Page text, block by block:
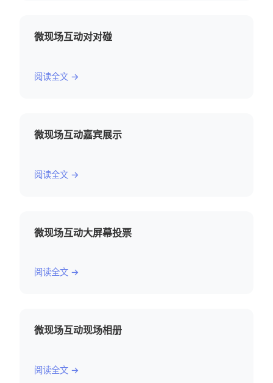
微现场互动对对碰
阅读全文 →
微现场互动嘉宾展示
阅读全文 →
微现场互动大屏幕投票
阅读全文 →
微现场互动现场相册
阅读全文 →